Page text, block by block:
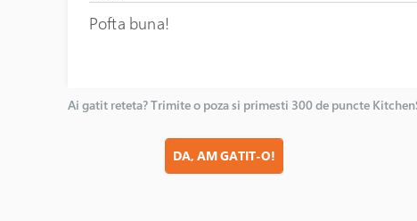
Pofta buna!
Ai gatit reteta? Trimite o poza si primesti 300 de puncte
DA, AM GATIT-O!